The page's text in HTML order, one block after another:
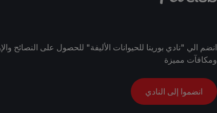
انضم الي "نادي بورينا للحيوانات الأليفة" للحصول على النصائح
ومكافآت مميزة
انضموا إلى النادي